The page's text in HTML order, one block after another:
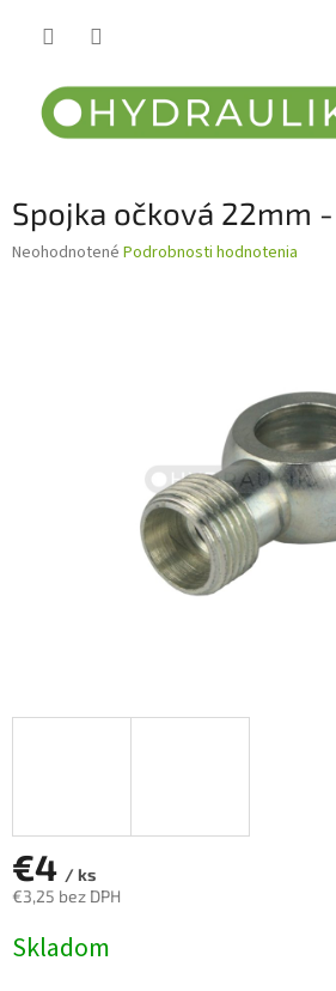
Spojka očková 22mm -
Priemerné
Neohodnotené Podrobnosti hodnotenia
€4 / ks
€3,25 bez DPH
cena:
Skladom